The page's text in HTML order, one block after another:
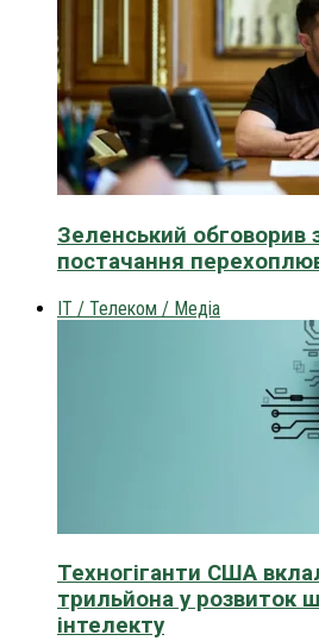
Зеленський обговорив
постачання
IT / Телеком / Медіа
Техногіганти США
трильйона у розвиток
інтелекту